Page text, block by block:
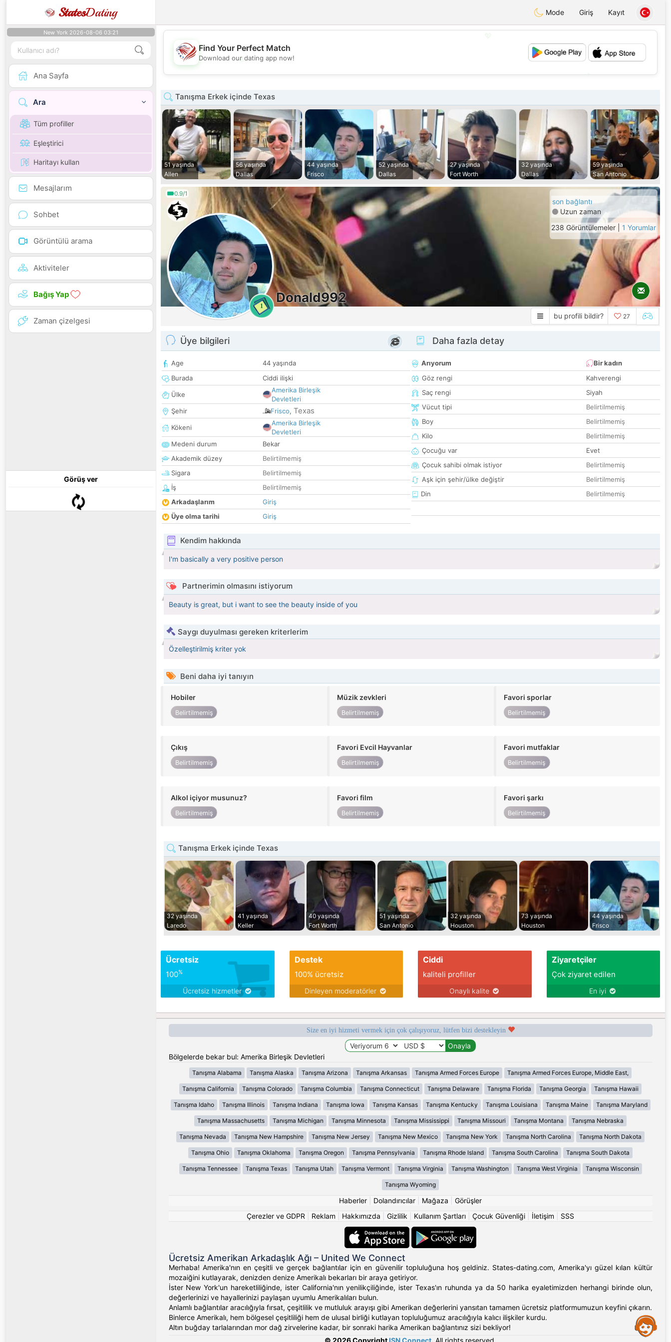
StatesDating Mode Giriş Kayıt
New York 2026-08-06 03:21
Ana Sayfa
Ara
Tüm profiller
Eşleştirici
Haritayı kullan
Mesajlarım
Sohbet
Görüntülü arama
Aktiviteler
Bağış Yap
Zaman çizelgesi
Görüş ver
💕
Find Your Perfect Match
Download our dating app now!
Tanışma Erkek içinde Texas
51 yaşında
Allen
56 yaşında
Dallas
44 yaşında
Frisco
52 yaşında
Dallas
27 yaşında
Fort Worth
32 yaşında
Dallas
59 yaşında
San Antonio
0.9/1
1
Donald992
son bağlantı
Uzun zaman
238 Görüntülemeler | 1 Yorumlar
bu profili bildir? 27
Üye bilgileri
Age
44 yaşında
Burada
Ciddi ilişki
Ülke
Amerika Birleşik
Devletleri
Şehir
Frisco, Texas
Kökeni
Amerika Birleşik
Devletleri
Medeni durum
Bekar
Akademik düzey
Belirtilmemiş
Sigara
Belirtilmemiş
İş
Belirtilmemiş
Arkadaşlarım
Giriş
Üye olma tarihi
Giriş
Daha fazla detay
Arıyorum
Bir kadın
Göz rengi
Kahverengi
Saç rengi
Siyah
Vücut tipi
Belirtilmemiş
Boy
Belirtilmemiş
Kilo
Belirtilmemiş
Çocuğu var
Evet
Çocuk sahibi olmak istiyor
Belirtilmemiş
Aşk için şehir/ülke değiştir
Belirtilmemiş
Din
Belirtilmemiş
Kendim hakkında
I'm basically a very positive person
Partnerimin olmasını istiyorum
Beauty is great, but i want to see the beauty inside of you
Saygı duyulması gereken kriterlerim
Özelleştirilmiş kriter yok
Beni daha iyi tanıyın
Hobiler
Belirtilmemiş
Müzik zevkleri
Belirtilmemiş
Favori sporlar
Belirtilmemiş
Çıkış
Belirtilmemiş
Favori Evcil Hayvanlar
Belirtilmemiş
Favori mutfaklar
Belirtilmemiş
Alkol içiyor musunuz?
Belirtilmemiş
Favori film
Belirtilmemiş
Favori şarkı
Belirtilmemiş
Tanışma Erkek içinde Texas
32 yaşında
Laredo
41 yaşında
Keller
40 yaşında
Fort Worth
51 yaşında
San Antonio
32 yaşında
Houston
73 yaşında
Houston
44 yaşında
Frisco
Ücretsiz
100%
Ücretsiz hizmetler
Destek
100% ücretsiz
Dinleyen moderatörler
Ciddi
kaliteli profiller
Onaylı kalite
Ziyaretçiler
Çok ziyaret edilen
En iyi
Size en iyi hizmeti vermek için çok çalışıyoruz, lütfen bizi destekleyin
Bölgelerde bekar bul: Amerika Birleşik Devletleri
Tanışma Alabama Tanışma Alaska Tanışma Arizona Tanışma Arkansas Tanışma Armed Forces Europe Tanışma Armed Forces Europe, Middle East,
Tanışma California Tanışma Colorado Tanışma Columbia Tanışma Connecticut Tanışma Delaware Tanışma Florida Tanışma Georgia Tanışma Hawaii
Tanışma Idaho Tanışma Illinois Tanışma Indiana Tanışma Iowa Tanışma Kansas Tanışma Kentucky Tanışma Louisiana Tanışma Maine Tanışma Maryland
Tanışma Massachusetts Tanışma Michigan Tanışma Minnesota Tanışma Mississippi Tanışma Missouri Tanışma Montana Tanışma Nebraska
Tanışma Nevada Tanışma New Hampshire Tanışma New Jersey Tanışma New Mexico Tanışma New York Tanışma North Carolina Tanışma North Dakota
Tanışma Ohio Tanışma Oklahoma Tanışma Oregon Tanışma Pennsylvania Tanışma Rhode Island Tanışma South Carolina Tanışma South Dakota
Tanışma Tennessee Tanışma Texas Tanışma Utah Tanışma Vermont Tanışma Virginia Tanışma Washington Tanışma West Virginia Tanışma Wisconsin
Tanışma Wyoming
Haberler Dolandırıcılar Mağaza
Görüşler
Çerezler ve GDPR
Reklam Hakkımızda Gizlilik Kullanım Şartları Çocuk Güvenliği İletişim SSS
Ücretsiz Amerikan Arkadaşlık Ağı – United We Connect
Merhaba! Amerika'nın en çeşitli ve gerçek bağlantılar için en güvenilir topluluğuna hoş geldiniz. States-dating.com, Amerika'yı güzel kılan kültür
mozaiğini kutlayarak, denizden denize Amerikalı bekarları bir araya getiriyor.
İster New York'un hareketliliğinde, ister California'nın yenilikçiliğinde, ister Texas'ın ruhunda ya da 50 harika eyaletimizden herhangi birinde olun,
değerlerinizi ve hayallerinizi paylaşan uyumlu Amerikalıları bulun.
Anlamlı bağlantılar aracılığıyla fırsat, çeşitlilik ve mutluluk arayışı gibi Amerikan değerlerini yansıtan tamamen ücretsiz platformumuzun keyfini çıkarın.
Binlerce Amerikalı, hem bölgesel çeşitliliği hem de ulusal birliği kutlayan topluluğumuz aracılığıyla kalıcı ilişkiler kurdu.
Altın buğday tarlalarından mor dağ zirvelerine kadar, bir sonraki harika Amerikan bağlantınız sizi bekliyor!
© 2026 Copyright ISN Connect All rights reserved.
Assistance